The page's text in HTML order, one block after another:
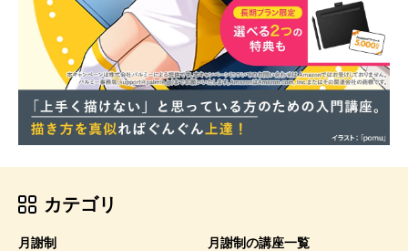
カテゴリ
月謝制
月謝制の講座一覧